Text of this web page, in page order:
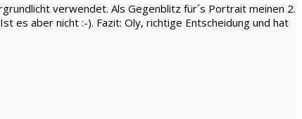
verwendet. Als Gegenblitz für´s Portrait meinen 2.
es aber nicht :-). Fazit: Oly, richtige Entscheidung und hat